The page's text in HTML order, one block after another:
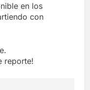
en los
con
reporte!